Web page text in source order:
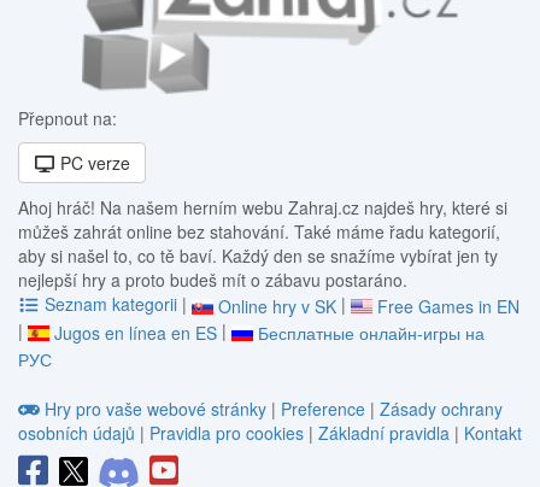
Přepnout na:
PC verze
Ahoj hráč! Na našem herním webu Zahraj.cz najdeš hry, které si
můžeš zahrát online bez stahování. Také máme řadu kategorií,
aby si našel to, co tě baví. Každý den se snažíme vybírat jen ty
nejlepší hry a proto budeš mít o zábavu postaráno.
Seznam kategorii | Online hry v SK |
Free Games in EN
|
Jugos en línea en ES |
Бесплатные онлайн-игры на
РУС
Hry pro vaše webové stránky | Preference | Zásady ochrany
osobních údajů | Pravidla pro cookies | Základní pravidla | Kontakt